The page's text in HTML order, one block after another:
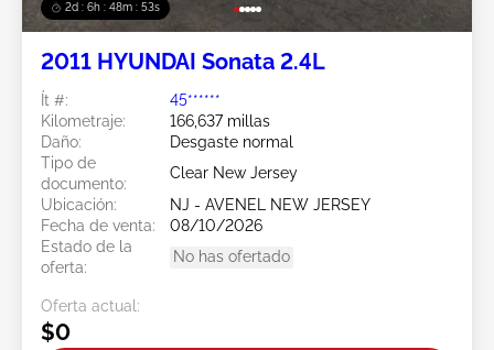
2d : 6h : 48m : 51s
2011 HYUNDAI Sonata 2.4L
Ít #:
45******
Kilometraje:
166,637 millas
Daño:
Desgaste normal
Tipo de
documento:
Clear New Jersey
Ubicación:
NJ - AVENEL NEW JERSEY
Fecha de venta:
08/10/2026
Estado de la
oferta:
No has ofertado
Oferta actual:
$0